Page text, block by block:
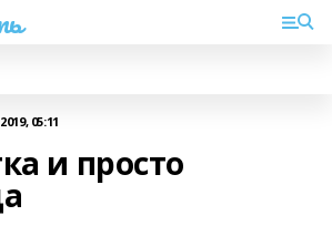
05:11
и просто